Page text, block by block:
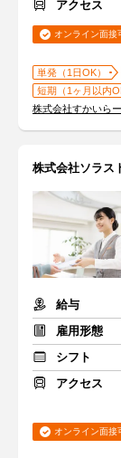
アクセス
オンライン面接
単発（1日OK）
短期（1ヶ月以内
株式会社すかいら
株式会社ソラス
給与
雇用形態
シフト
アクセス
オンライン面接